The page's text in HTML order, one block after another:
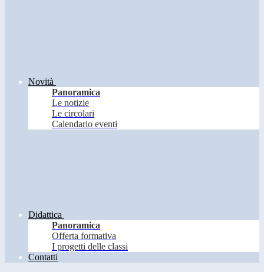
Novità
Panoramica
Le notizie
Le circolari
Calendario eventi
Didattica
Panoramica
Offerta formativa
I progetti delle classi
Contatti